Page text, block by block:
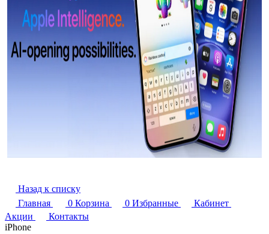
Назад к списку
Главная
0 Корзина 0 Избранные
Кабинет
Акции
Контакты
iPhone